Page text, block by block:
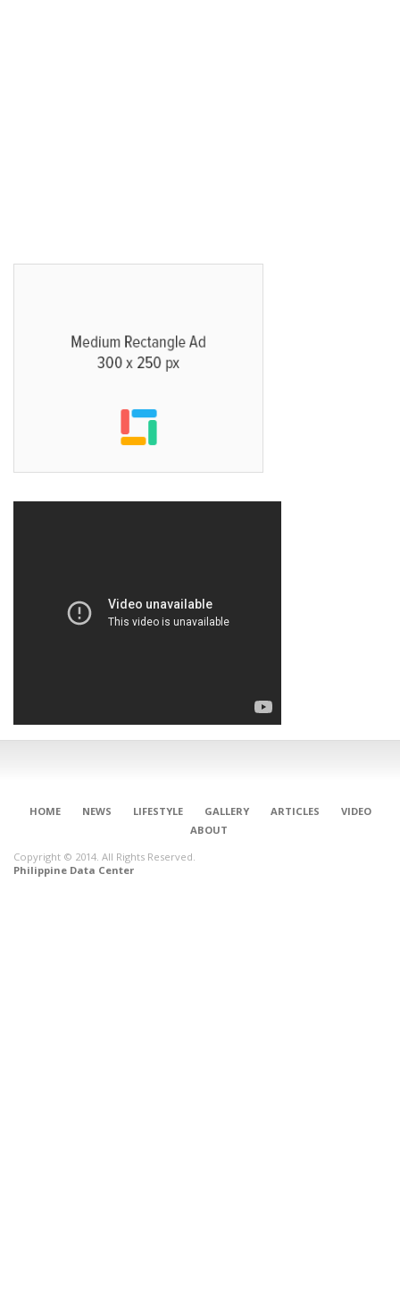
HOME NEWS LIFESTYLE GALLERY ARTICLES
VIDEO
ABOUT
Copyright © 2014. All Rights Reserved.
Philippine Data Center